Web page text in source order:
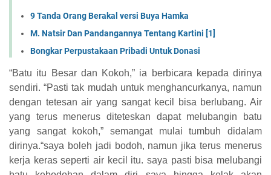
9 Tanda Orang Berakal versi Buya Hamka
M. Natsir Dan Pandangannya Tentang Kartini [1]
Bongkar Perpustakaan Pribadi Untuk Donasi
“Batu itu Besar dan Kokoh,” ia berbicara kepada dirinya
sendiri. “Pasti tak mudah untuk menghancurkanya, namun
dengan tetesan air yang sangat kecil bisa berlubang. Air
yang terus menerus diteteskan dapat melubangin batu
yang sangat kokoh,” semangat mulai tumbuh didalam
dirinya.“saya boleh jadi bodoh, namun jika terus menerus
kerja keras seperti air kecil itu. saya pasti bisa melubangi